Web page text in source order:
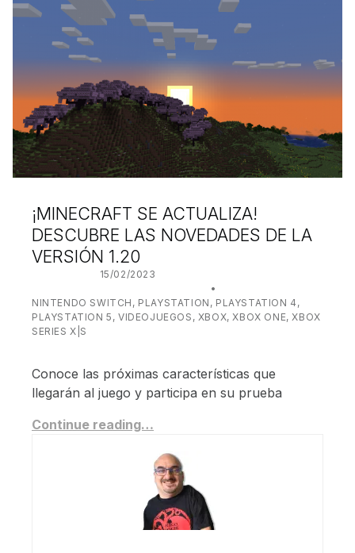
¡MINECRAFT SE ACTUALIZA!
DESCUBRE LAS NOVEDADES DE LA
VERSIÓN 1.20
15/02/2023
NINTENDO SWITCH , PLAYSTATION , PLAYSTATION 4 ,
PLAYSTATION 5 ,VIDEOJUEGOS , XBOX, XBOX ONE, XBOX
SERIES X|S
Conoce las próximas características que
llegarán al juego y participa en su prueba
Continue reading…